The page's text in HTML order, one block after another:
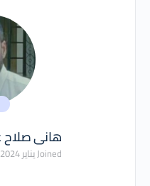
هانى صلاح
Joined يناير 2024